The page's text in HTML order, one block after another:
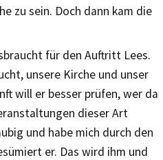
zu sein. Doch dann kam die
für den Auftritt Lees.
unsere Kirche und unser
will er besser prüfen, wer da
dieser Art
und habe mich durch den
er. Das wird ihm und